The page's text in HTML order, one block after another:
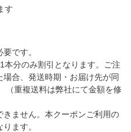
です。
分のみ割引となります。ご注
合、発送時期・お届け先が同
（重複送料は弊社にて金額を修
ません。本クーポンご利用の
ます。